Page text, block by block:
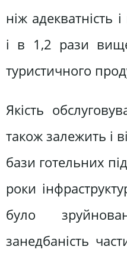
ніж адекватність
і в 1,2 рази
туристичного
Якість
також залежить і
бази готельних
роки
було
занедбаність